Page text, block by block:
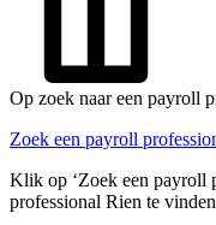
Op zoek naar een payroll
Zoek een payroll
Klik op ‘Zoek een payroll
professional Rien te